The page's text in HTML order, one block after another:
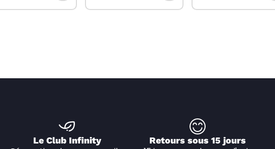
Le Club Infinity Retours sous 15 jours